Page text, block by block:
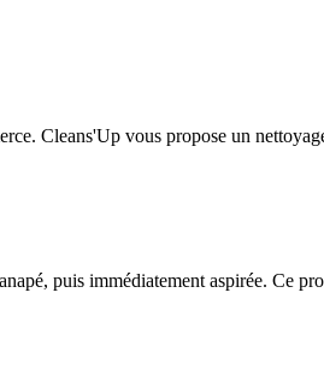
Cleans'Up vous propose un
puis immédiatement aspirée. Ce